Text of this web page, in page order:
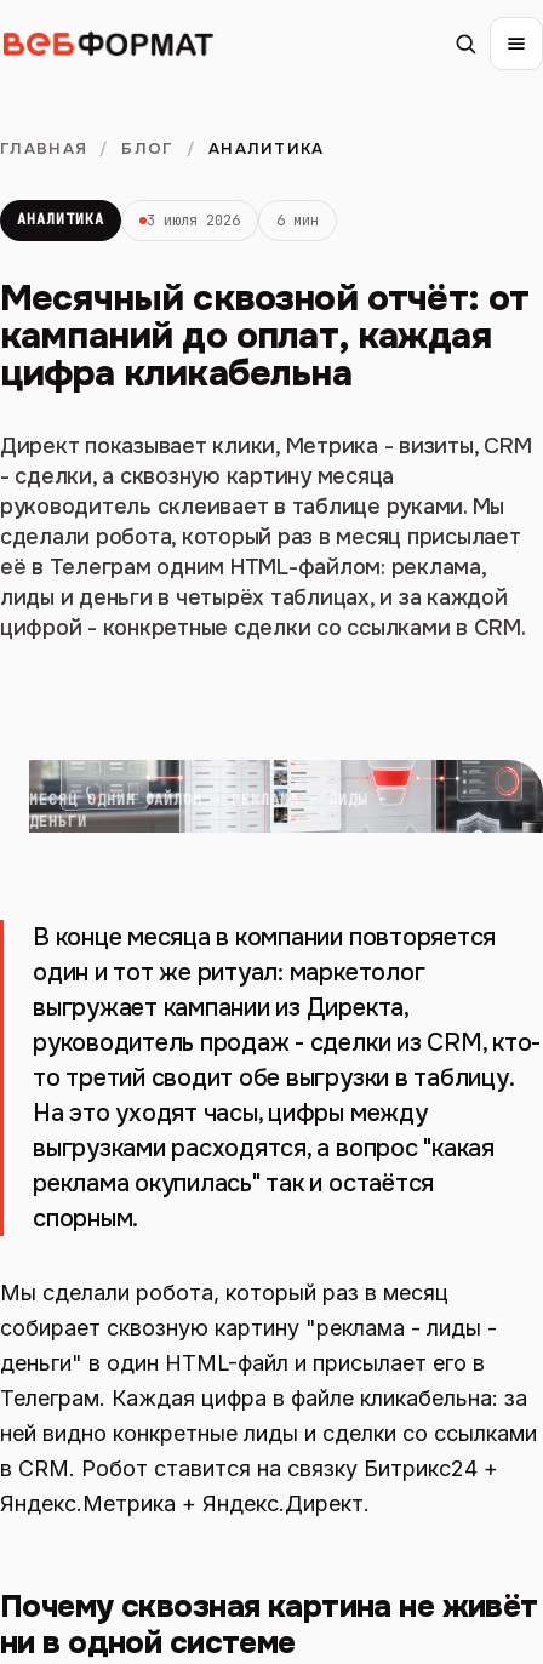
ГЛАВНАЯ / БЛОГ / АНАЛИТИКА
АНАЛИТИКА 3 июля 2026 6 мин
Месячный сквозной отчёт: от
кампаний до оплат, каждая
цифра кликабельна
Директ показывает клики, Метрика - визиты, CRM
- сделки, а сквозную картину месяца
руководитель склеивает в таблице руками. Мы
сделали робота, который раз в месяц присылает
её в Телеграм одним HTML-файлом: реклама,
лиды и деньги в четырёх таблицах, и за каждой
цифрой - конкретные сделки со ссылками в CRM.
МЕСЯЦ ОДНИМ ФАЙЛОМ · РЕКЛАМА - ЛИДЫ -
ДЕНЬГИ
В конце месяца в компании повторяется
один и тот же ритуал: маркетолог
выгружает кампании из Директа,
руководитель продаж - сделки из CRM, кто-
то третий сводит обе выгрузки в таблицу.
На это уходят часы, цифры между
выгрузками расходятся, а вопрос "какая
реклама окупилась" так и остаётся
спорным.
Мы сделали робота, который раз в месяц
собирает сквозную картину "реклама - лиды -
деньги" в один HTML-файл и присылает его в
Телеграм. Каждая цифра в файле кликабельна: за
ней видно конкретные лиды и сделки со ссылками
в CRM. Робот ставится на связку Битрикс24 +
Яндекс.Метрика + Яндекс.Директ.
Почему сквозная картина не живёт
ни в одной системе